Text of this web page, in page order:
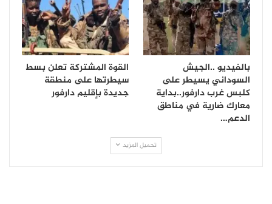
بالفيديو ..الجيش
السوداني يسيطر على
كلبس غرب دارفور..بداية
معارك ضارية في مناطق
الدعم…
القوة المشتركة تعلن بسط
سيطرتها على منطقة
جديدة بإقليم دارفور
تحميل المزيد